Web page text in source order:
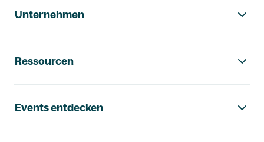
Unternehmen
Ressourcen
Events entdecken